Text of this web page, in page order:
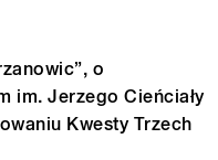
o
im. Jerzego Cieńciały
Kwesty Trzech